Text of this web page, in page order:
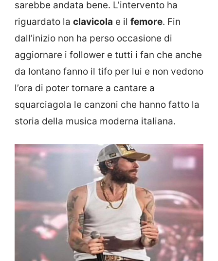
sarebbe andata bene. L’intervento ha
riguardato la clavicola e il femore. Fin
dall’inizio non ha perso occasione di
aggiornare i follower e tutti i fan che anche
da lontano fanno il tifo per lui e non vedono
l’ora di poter tornare a cantare a
squarciagola le canzoni che hanno fatto la
storia della musica moderna italiana.